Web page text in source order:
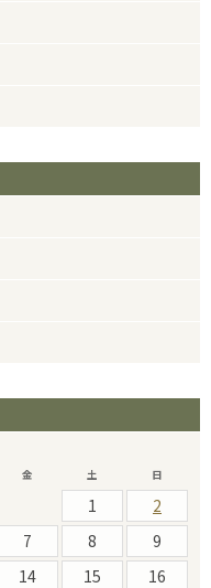
金 土 日
1
2
7 8
9
14 15
16